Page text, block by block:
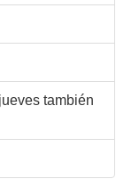
también